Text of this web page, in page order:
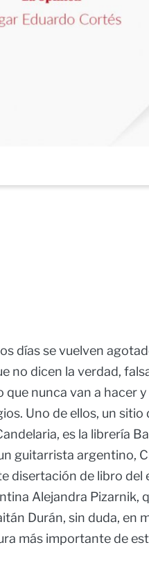
días se vuelven
no dicen la verdad,
nunca van a hacer
Uno de ellos, un sitio
es la librería
guitarrista argentino,
disertación de libro del
Alejandra Pizarnik,
Durán, sin duda, en
más importante de